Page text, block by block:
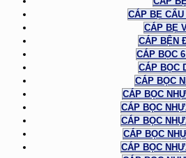
CÁP BẸ CẨU
CÁP BẸ
CÁP BỆN
CÁP BỌC
CÁP BỌC
CÁP BỌC
CÁP BỌC
CÁP BỌC
CÁP BỌC
CÁP BỌC
CÁP BỌC